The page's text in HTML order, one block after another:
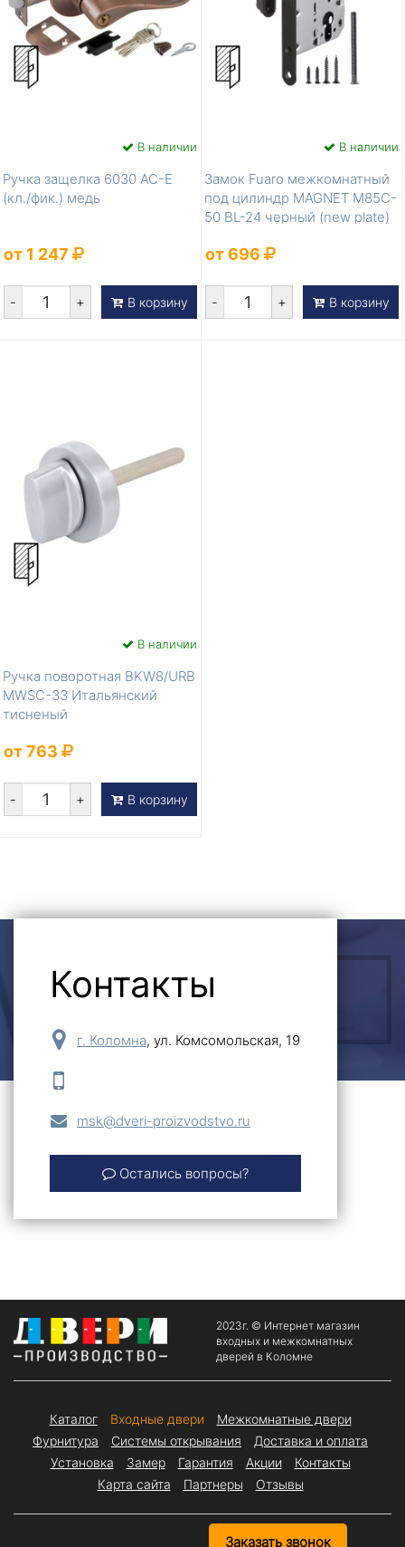
В наличии
Ручка защелка 6030 AC-E
(кл./фик.) медь
от 1 247
- + В корзину
В наличии
Замок Fuaro межкомнатный
под цилиндр MAGNET M85C-
50 BL-24 черный (new plate)
от 696
- + В корзину
В наличии
Ручка поворотная BKW8/URB
MWSC-33 Итальянский
тисненый
от 763
- + В корзину
ОСТАВИТЬ ЗАЯВКУ
Контакты
г. Коломна, ул. Комсомольская, 19
msk@dveri-proizvodstvo.ru
Остались вопросы?
2023г. © Интернет магазин
входных и межкомнатных
дверей в Коломне
Каталог Входные двери
Межкомнатные двери
Фурнитура
Системы открывания
Доставка и оплата
Установка
Замер Гарантия Акции
Контакты
Карта сайта
Партнеры Отзывы
Заказать звонок